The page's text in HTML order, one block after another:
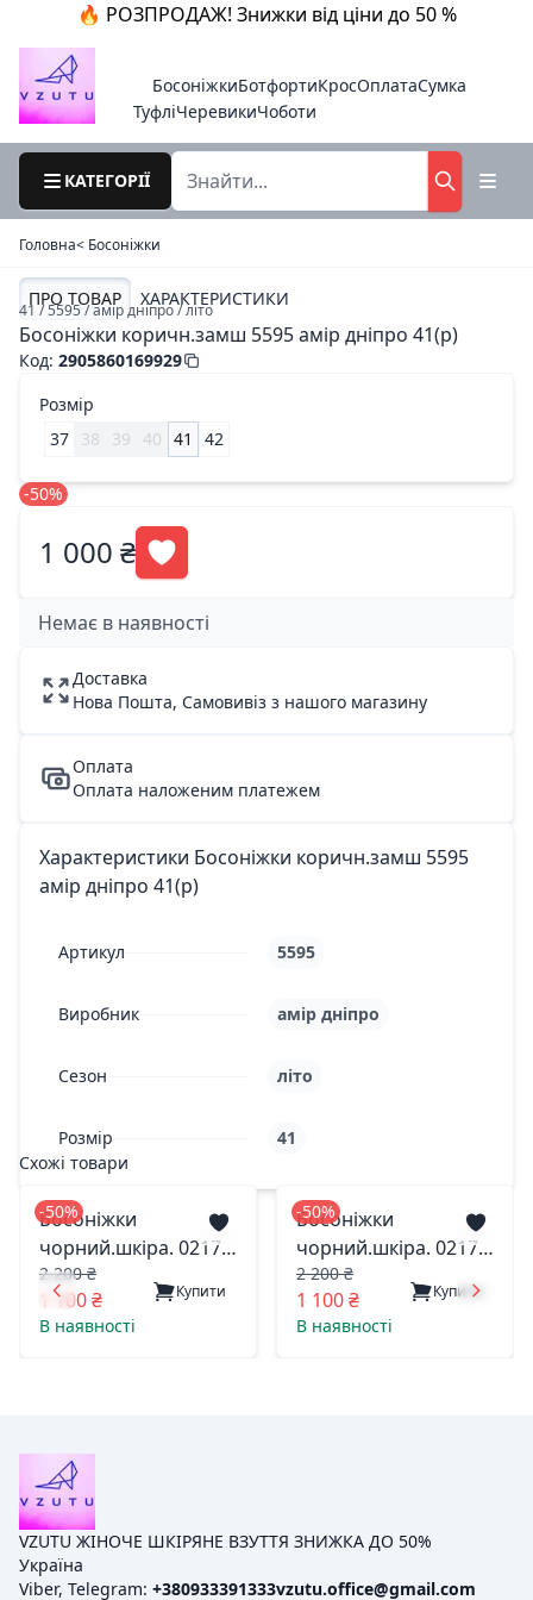
🔥 РОЗПРОДАЖ! Знижки від ціни до 50 %
БосоніжкиБотфортиКросОплатаСумка
ТуфліЧеревикиЧоботи
КАТЕГОРІЇ
Головна< Босоніжки
ПРО ТОВАР ХАРАКТЕРИСТИКИ
41 / 5595 / амір дніпро / літо
Босоніжки коричн.замш 5595 амір дніпро 41(р)
Код: 2905860169929
Розмір
37 38 39 40 41 42
-50%
1 000 ₴
Немає в наявності
Доставка
Нова Пошта, Самовивіз з нашого магазину
Оплата
Оплата наложеним платежем
Характеристики Босоніжки коричн.замш 5595
амір дніпро 41(р)
Артикул 5595
Виробник амір дніпро
Сезон літо
Розмір
41
Схожі товари
-50%
Босоніжки
чорний.шкіра. 0217
амір дніпро 41(р)
2 200 ₴
1 100 ₴ Купити
В наявності
-50%
Босоніжки
чорний.шкіра. 0217
амір дніпро 40(р)
2 200 ₴
1 100 ₴ Купити
В наявності
VZUTU ЖІНОЧЕ ШКІРЯНЕ ВЗУТТЯ ЗНИЖКА ДО 50%
Україна
Viber, Telegram: +380933391333vzutu.office@gmail.com